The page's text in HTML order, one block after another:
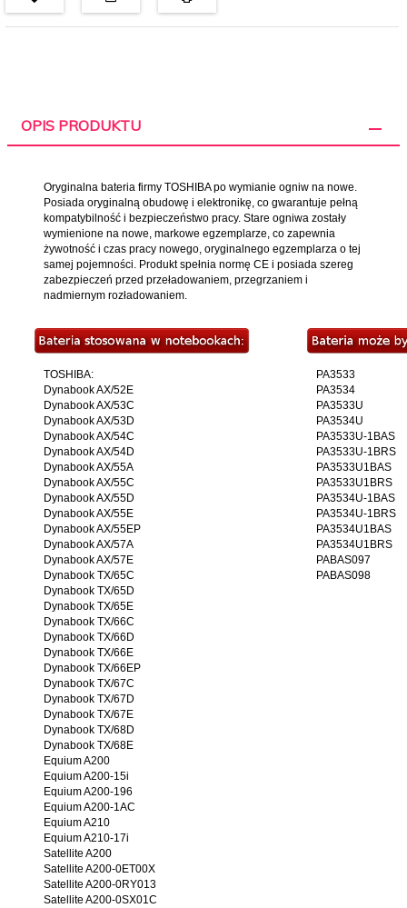
OPIS PRODUKTU
Oryginalna bateria firmy TOSHIBA po wymianie ogniw na nowe.
Posiada oryginalną obudowę i elektronikę, co gwarantuje pełną
kompatybilność i bezpieczeństwo pracy. Stare ogniwa zostały
wymienione na nowe, markowe egzemplarze, co zapewnia
żywotność i czas pracy nowego, oryginalnego egzemplarza o tej
samej pojemności. Produkt spełnia normę CE i posiada szereg
zabezpieczeń przed przeładowaniem, przegrzaniem i
nadmiernym rozładowaniem.
TOSHIBA:
Dynabook AX/52E
Dynabook AX/53C
Dynabook AX/53D
Dynabook AX/54C
Dynabook AX/54D
Dynabook AX/55A
Dynabook AX/55C
Dynabook AX/55D
Dynabook AX/55E
Dynabook AX/55EP
Dynabook AX/57A
Dynabook AX/57E
Dynabook TX/65C
Dynabook TX/65D
Dynabook TX/65E
Dynabook TX/66C
Dynabook TX/66D
Dynabook TX/66E
Dynabook TX/66EP
Dynabook TX/67C
Dynabook TX/67D
Dynabook TX/67E
Dynabook TX/68D
Dynabook TX/68E
Equium A200
Equium A200-15i
Equium A200-196
Equium A200-1AC
Equium A210
Equium A210-17i
Satellite A200
Satellite A200-0ET00X
Satellite A200-0RY013
Satellite A200-0SX01C
PA3533
PA3534
PA3533U
PA3534U
PA3533U-1BAS
PA3533U-1BRS
PA3533U1BAS
PA3533U1BRS
PA3534U-1BAS
PA3534U-1BRS
PA3534U1BAS
PA3534U1BRS
PABAS097
PABAS098